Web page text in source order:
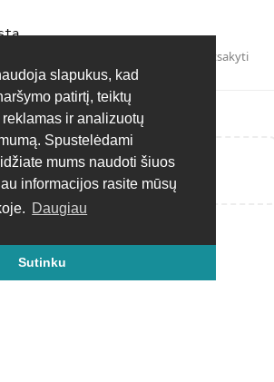
slapukus, kad
patirtį, teiktų
ir analizuotų
Spustelėdami
mums naudoti šiuos
informacijos rasite mūsų
Daugiau
Sutinku
Atsakyti